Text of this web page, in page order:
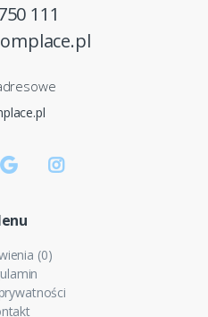
111
(0)